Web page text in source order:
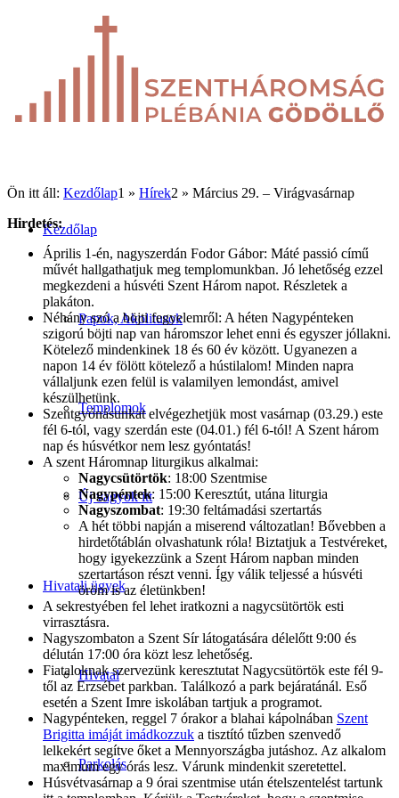
Kezdőlap
Papok, Akolitusok
Templomok
Új vagyok itt
Hivatali ügyek
Hivatal
Parkolás
Ön itt áll: Kezdőlap1 » Hírek2 » Március 29. – Virágvasárnap
Hirdetés:
Április 1-én, nagyszerdán Fodor Gábor: Máté passió című
művét hallgathatjuk meg templomunkban. Jó lehetőség ezzel
megkezdeni a húsvéti Szent Három napot. Részletek a
plakáton.
Néhány szó a böjti fegyelemről: A héten Nagypénteken
szigorú böjti nap van háromszor lehet enni és egyszer jóllakni.
Kötelező mindenkinek 18 és 60 év között. Ugyanezen a
napon 14 év fölött kötelező a hústilalom! Minden napra
vállaljunk ezen felül is valamilyen lemondást, amivel
készülhetünk.
Szentgyónásunkat elvégezhetjük most vasárnap (03.29.) este
fél 6-tól, vagy szerdán este (04.01.) fél 6-tól! A Szent három
nap és húsvétkor nem lesz gyóntatás!
A szent Háromnap liturgikus alkalmai:
Nagycsütörtök: 18:00 Szentmise
Nagypéntek: 15:00 Keresztút, utána liturgia
Nagyszombat: 19:30 feltámadási szertartás
A hét többi napján a miserend változatlan! Bővebben a
hirdetőtáblán olvashatunk róla! Biztatjuk a Testvéreket,
hogy igyekezzünk a Szent Három napban minden
szertartáson részt venni. Így válik teljessé a húsvéti
öröm is az életünkben!
A sekrestyében fel lehet iratkozni a nagycsütörtök esti
virrasztásra.
Nagyszombaton a Szent Sír látogatására délelőtt 9:00 és
délután 17:00 óra közt lesz lehetőség.
Fiataloknak szervezünk keresztutat Nagycsütörtök este fél 9-
től az Erzsébet parkban. Találkozó a park bejáratánál. Eső
esetén a Szent Imre iskolában tartjuk a programot.
Nagypénteken, reggel 7 órakor a blahai kápolnában Szent
Brigitta imáját imádkozzuk a tisztító tűzben szenvedő
lelkekért segítve őket a Mennyországba jutáshoz. Az alkalom
maximum egy órás lesz. Várunk mindenkit szeretettel.
Húsvétvasárnap a 9 órai szentmise után ételszentelést tartunk